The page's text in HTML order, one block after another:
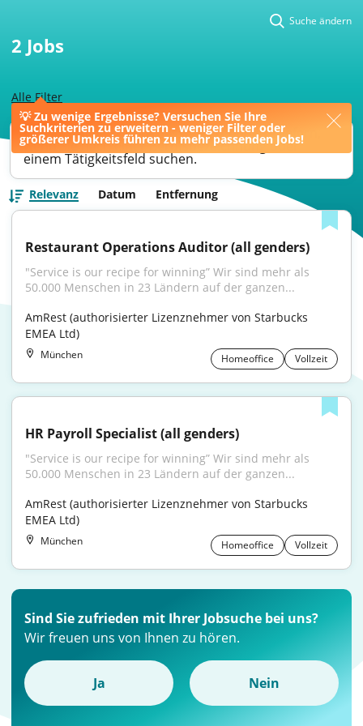
💡 Zu wenige Ergebnisse? Versuchen Sie Ihre
Suchkriterien zu erweitern - weniger Filter oder
größerer Umkreis führen zu mehr passenden Jobs!
Alle Filter
Suche ändern
2 Jobs
Ihre Jobsuche könnte bessere Ergebnisse liefern,
wenn Sie nach einer Berufsbezeichnung oder
einem Tätigkeitsfeld suchen.
Relevanz Datum Entfernung
Restaurant Operations Auditor (all genders)
"Service is our recipe for winning” Wir sind mehr als
50.000 Menschen in 23 Ländern auf der ganzen...
AmRest (authorisierter Lizenznehmer von Starbucks
EMEA Ltd)
München Homeoffice Vollzeit
HR Payroll Specialist (all genders)
"Service is our recipe for winning” Wir sind mehr als
50.000 Menschen in 23 Ländern auf der ganzen...
AmRest (authorisierter Lizenznehmer von Starbucks
EMEA Ltd)
München Homeoffice Vollzeit
Sind Sie zufrieden mit Ihrer Jobsuche bei uns?
Wir freuen uns von Ihnen zu hören.
Ja Nein